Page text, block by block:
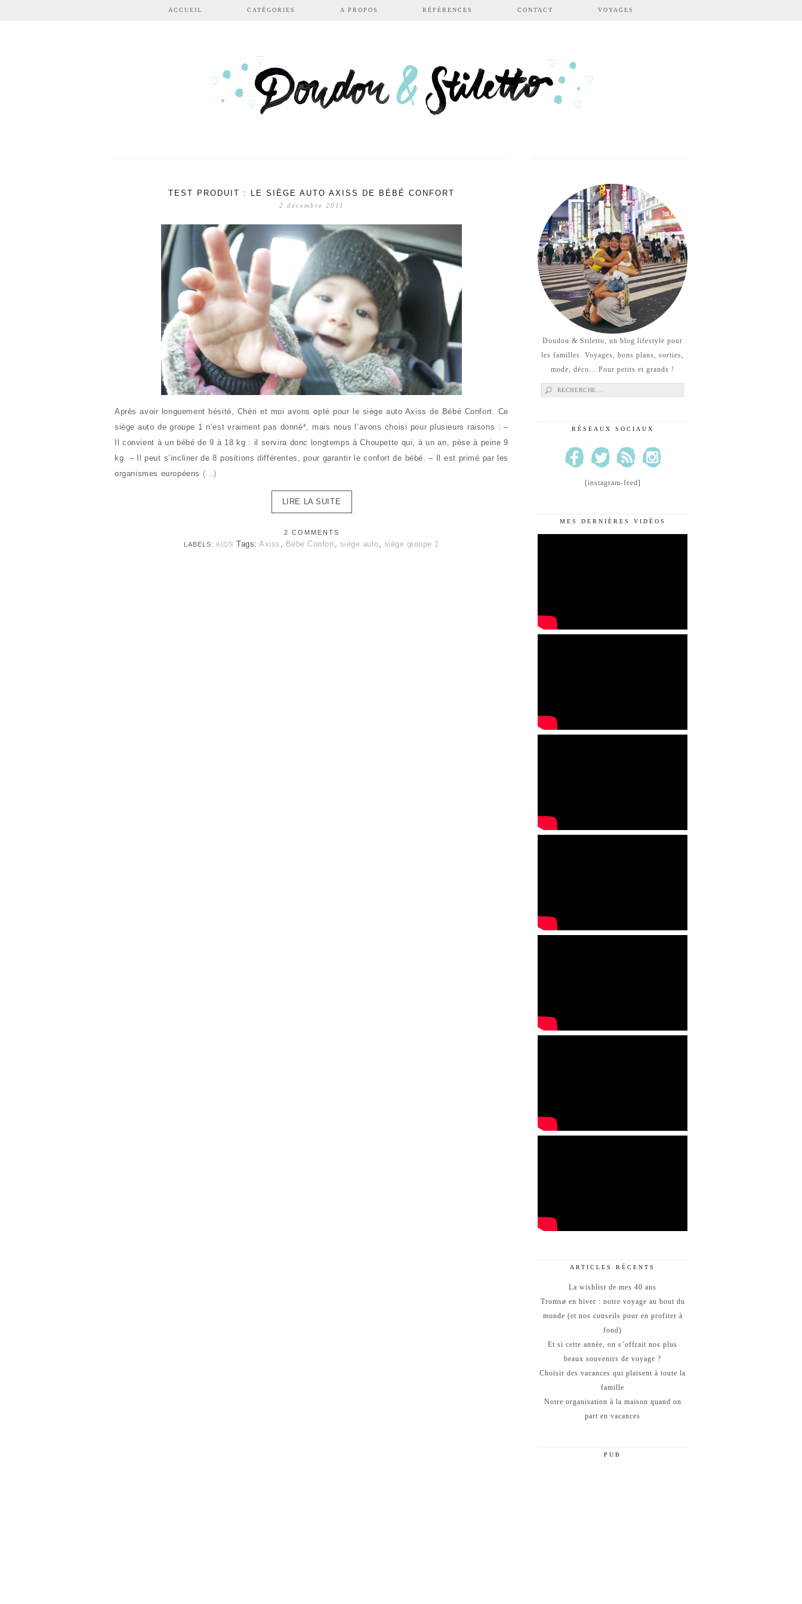
Aller au contenu principal
ACCUEIL CATÉGORIES A PROPOS RÉFÉRENCES CONTACT VOYAGES
TEST PRODUIT : LE SIÈGE AUTO AXISS DE BÉBÉ CONFORT
2 décembre 2011
Après avoir longuement hésité, Chéri et moi avons opté pour le siège auto Axiss de Bébé Confort. Ce
siège auto de groupe 1 n’est vraiment pas donné*, mais nous l’avons choisi pour plusieurs raisons : –
Il convient à un bébé de 9 à 18 kg : il servira donc longtemps à Choupette qui, à un an, pèse à peine 9
kg. – Il peut s’incliner de 8 positions différentes, pour garantir le confort de bébé. – Il est primé par les
organismes européens (...)
LIRE LA SUITE
2 COMMENTS
LABELS: KIDS Tags:Axiss , Bébé Confort, siège auto, siège groupe 1
Doudou & Stiletto, un blog lifestyle pour
les familles. Voyages, bons plans, sorties,
mode, déco... Pour petits et grands !
Rechercher :
RÉSEAUX SOCIAUX
[instagram-feed]
MES DERNIÈRES VIDÉOS
ARTICLES RÉCENTS
La wishlist de mes 40 ans
Tromsø en hiver : notre voyage au bout du
monde (et nos conseils pour en profiter à
fond)
Et si cette année, on s’offrait nos plus
beaux souvenirs de voyage ?
Choisir des vacances qui plaisent à toute la
famille
Notre organisation à la maison quand on
part en vacances
PUB